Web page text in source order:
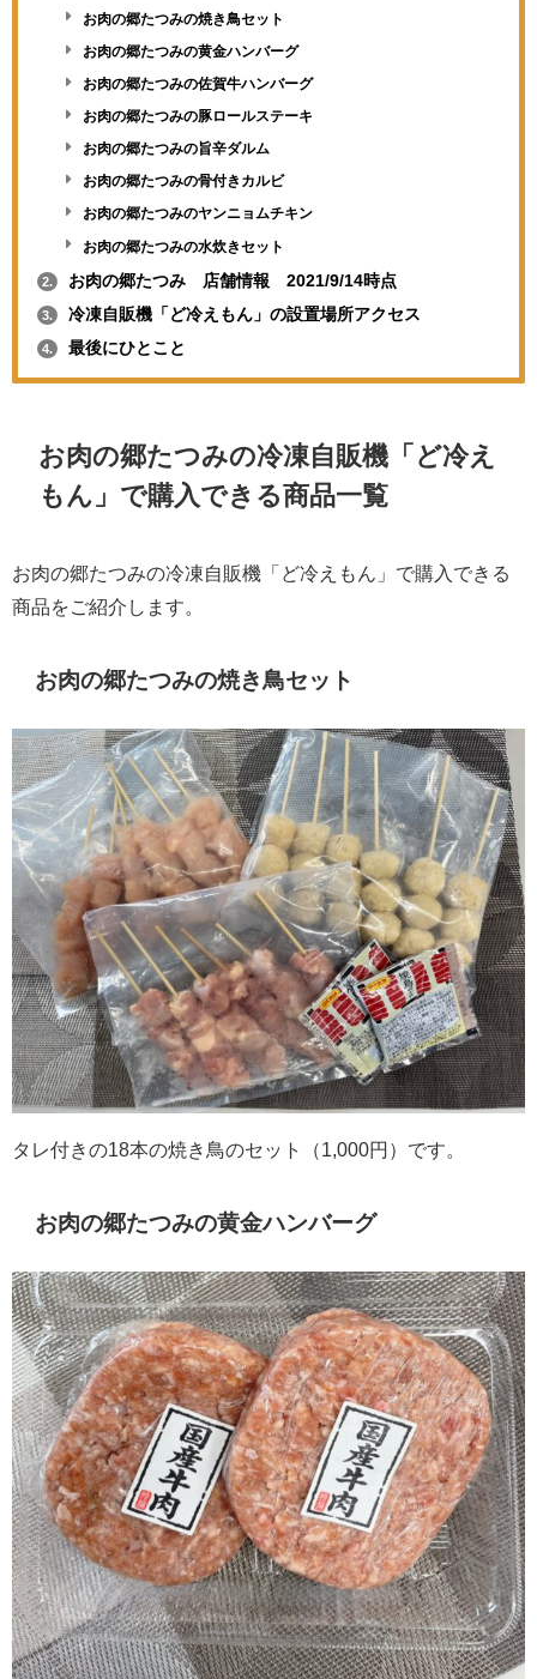
お肉の郷たつみの焼き鳥セット
お肉の郷たつみの黄金ハンバーグ
お肉の郷たつみの佐賀牛ハンバーグ
お肉の郷たつみの豚ロールステーキ
お肉の郷たつみの旨辛ダルム
お肉の郷たつみの骨付きカルビ
お肉の郷たつみのヤンニョムチキン
お肉の郷たつみの水炊きセット
2. お肉の郷たつみ 店舗情報 2021/9/14時点
3. 冷凍自販機「ど冷えもん」の設置場所アクセス
4. 最後にひとこと
お肉の郷たつみの冷凍自販機「ど冷え
もん」で購入できる商品一覧
お肉の郷たつみの冷凍自販機「ど冷えもん」で購入できる
商品をご紹介します。
お肉の郷たつみの焼き鳥セット
タレ付きの18本の焼き鳥のセット（1,000円）です。
お肉の郷たつみの黄金ハンバーグ